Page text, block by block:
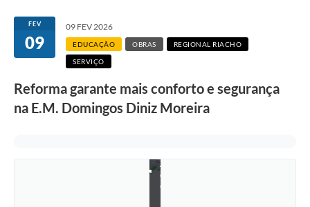
FEV
09
09 FEV 2026
EDUCAÇÃO OBRAS REGIONAL RIACHO
SERVIÇO
Reforma garante mais conforto e segurança
na E.M. Domingos Diniz Moreira
F
A
d
e